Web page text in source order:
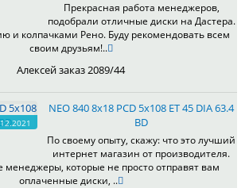
Прекрасная работа менеджеров,
подобрали отличные диски на Дастера.
и колпачками Рено. Буду рекомендовать всем
своим друзьям!..
Алексей заказ 2089/44
NEO 840 8x18 PCD 5x108 ET 45 DIA 63.4
BD
По своему опыту, скажу: что это лучший
интернет магазин от производителя.
менеджеры, которые не просто отправят вам
оплаченные диски, ..